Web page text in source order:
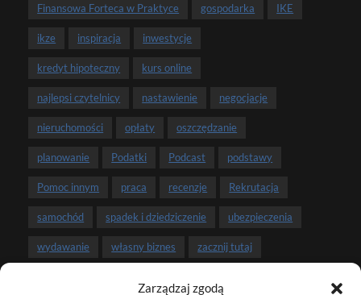
Zarządzaj zgodą
Finansowa Forteca w Praktyce gospodarka IKE
ikze inspiracja inwestycje
kredyt hipoteczny kurs online
najlepsi czytelnicy nastawienie negocjacje
nieruchomości opłaty oszczędzanie
planowanie Podatki Podcast podstawy
Pomoc innym praca recenzje Rekrutacja
samochód spadek i dziedziczenie ubezpieczenia
wydawanie własny biznes zacznij tutaj